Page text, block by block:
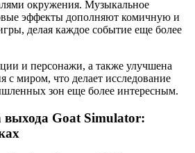
окружения. Музыкальное
эффекты дополняют комичную и
делая каждое событие еще более
и персонажи, а также улучшена
с миром, что делает исследование
зон еще более интересным.
выхода Goat Simulator: